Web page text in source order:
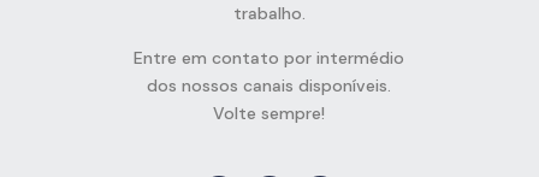
trabalho.
Entre em contato por intermédio
dos nossos canais disponíveis.
Volte sempre!